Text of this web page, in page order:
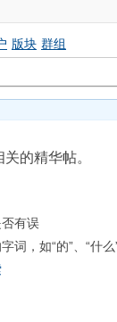
版块 群组
的精华帖。
有误
词，如“的”、“什么